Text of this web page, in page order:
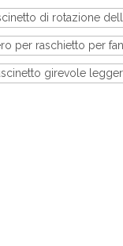
di rotazione
per raschietto per
girevole